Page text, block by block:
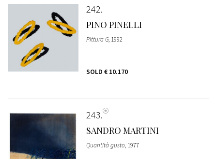
242
PINO PINELLI
Pittura G, 1992
SOLD € 10.170
243
SANDRO MARTINI
Quantità gusto, 1977